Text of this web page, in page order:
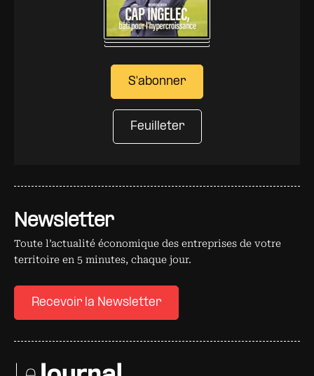
Newsletter
Toute l’actualité économique des entreprises de votre
territoire en 5 minutes, chaque jour.
Recevoir la Newsletter
S'abonner
Feuilleter